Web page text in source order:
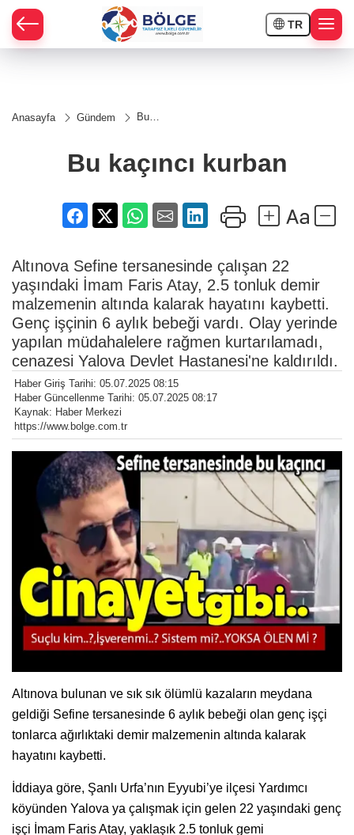
TR
Anasayfa Gündem
Bu
Bu kaçıncı kurban
Altınova Sefine tersanesinde çalışan 22
yaşındaki İmam Faris Atay, 2.5 tonluk demir
malzemenin altında kalarak hayatını kaybetti.
Genç işçinin 6 aylık bebeği vardı. Olay yerinde
yapılan müdahalelere rağmen kurtarılamadı,
cenazesi Yalova Devlet Hastanesi'ne kaldırıldı.
Haber Giriş Tarihi: 05.07.2025 08:15
Haber Güncellenme Tarihi: 05.07.2025 08:17
Kaynak: Haber Merkezi
https://www.bolge.com.tr
Altınova bulunan ve sık sık ölümlü kazaların meydana
geldiği Sefine tersanesinde 6 aylık bebeği olan genç işçi
tonlarca ağırlıktaki demir malzemenin altında kalarak
hayatını kaybetti.
İddiaya göre, Şanlı Urfa’nın Eyyubi’ye ilçesi Yardımcı
köyünden Yalova ya çalışmak için gelen 22 yaşındaki genç
işçi İmam Faris Atay, yaklaşık 2.5 tonluk gemi